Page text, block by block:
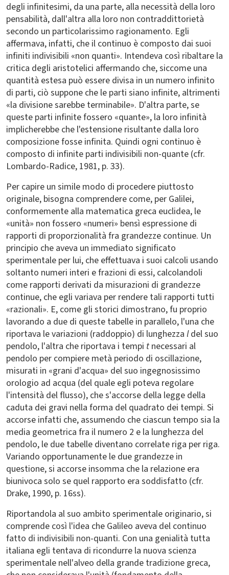
degli infinitesimi, da una parte, alla necessità della loro
pensabilità, dall'altra alla loro non contraddittorietà
secondo un particolarissimo ragionamento. Egli
affermava, infatti, che il continuo è composto dai suoi
infiniti indivisibili «non quanti». Intendeva così ribaltare la
critica degli aristotelici affermando che, siccome una
quantità estesa può essere divisa in un numero infinito
di parti, ciò suppone che le parti siano infinite, altrimenti
«la divisione sarebbe terminabile». D'altra parte, se
queste parti infinite fossero «quante», la loro infinità
implicherebbe che l'estensione risultante dalla loro
composizione fosse infinita. Quindi ogni continuo è
composto di infinite parti indivisibili non-quante (cfr.
Lombardo-Radice, 1981, p. 33).
Per capire un simile modo di procedere piuttosto
originale, bisogna comprendere come, per Galilei,
conformemente alla matematica greca euclidea, le
«unità» non fossero «numeri» bensì espressione di
rapporti di proporzionalità fra grandezze continue. Un
principio che aveva un immediato significato
sperimentale per lui, che effettuava i suoi calcoli usando
soltanto numeri interi e frazioni di essi, calcolandoli
come rapporti derivati da misurazioni di grandezze
continue, che egli variava per rendere tali rapporti tutti
«razionali». E, come gli storici dimostrano, fu proprio
lavorando a due di queste tabelle in parallelo, l'una che
riportava le variazioni (raddoppio) di lunghezza ldel suo
pendolo, l'altra che riportava i tempi t necessari al
pendolo per compiere metà periodo di oscillazione,
misurati in «grani d'acqua» del suo ingegnosissimo
orologio ad acqua (del quale egli poteva regolare
l'intensità del flusso), che s'accorse della legge della
caduta dei gravi nella forma del quadrato dei tempi. Si
accorse infatti che, assumendo che ciascun tempo sia la
media geometrica fra il numero 2 e la lunghezza del
pendolo, le due tabelle diventano correlate riga per riga.
Variando opportunamente le due grandezze in
questione, si accorse insomma che la relazione era
biunivoca solo se quel rapporto era soddisfatto (cfr.
Drake, 1990, p. 16ss).
Riportandola al suo ambito sperimentale originario, si
comprende così l'idea che Galileo aveva del continuo
fatto di indivisibili non-quanti. Con una genialità tutta
italiana egli tentava di ricondurre la nuova scienza
sperimentale nell'alveo della grande tradizione greca,